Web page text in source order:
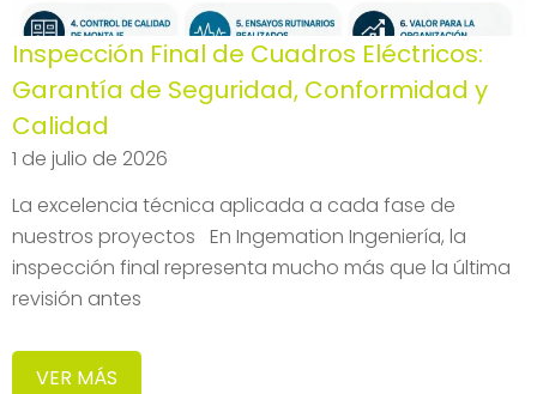
Inspección Final de Cuadros Eléctricos:
Garantía de Seguridad, Conformidad y
Calidad
1 de julio de 2026
La excelencia técnica aplicada a cada fase de
nuestros proyectos En Ingemation Ingeniería, la
inspección final representa mucho más que la última
revisión antes
VER MÁS